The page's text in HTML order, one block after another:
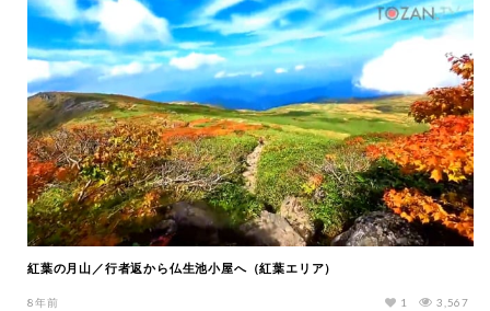
紅葉の月山／行者返から仏生池小屋へ（紅葉エリア）
8年前 3,567
1